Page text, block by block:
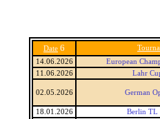
Date 6
14.06.2026
European
11.06.2026
Lahr
02.05.2026 German
18.01.2026
Berlin TL